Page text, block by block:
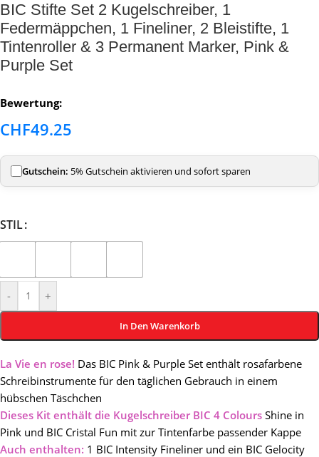
BIC Stifte Set 2 Kugelschreiber, 1
Federmäppchen, 1 Fineliner, 2 Bleistifte, 1
Tintenroller & 3 Permanent Marker, Pink &
Purple Set
Bewertung:
CHF49.25
Gutschein: 5% Gutschein aktivieren und sofort sparen
STIL
- +
In Den Warenkorb
La Vie en rose! Das BIC Pink & Purple Set enthält rosafarbene
Schreibinstrumente für den täglichen Gebrauch in einem
hübschen Täschchen
Dieses Kit enthält die Kugelschreiber BIC 4 Colours Shine in
Pink und BIC Cristal Fun mit zur Tintenfarbe passender Kappe
Auch enthalten: 1 BIC Intensity Fineliner und ein BIC Gelocity